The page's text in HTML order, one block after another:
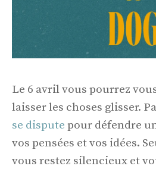
Le 6 avril vous pourrez
laisser les choses glisser.
se dispute pour défendre
vos pensées et vos idées.
vous restez silencieux et